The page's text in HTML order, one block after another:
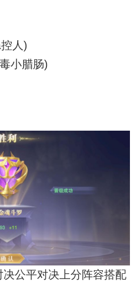
人)
小腊肠)
公平对决上分阵容搭配